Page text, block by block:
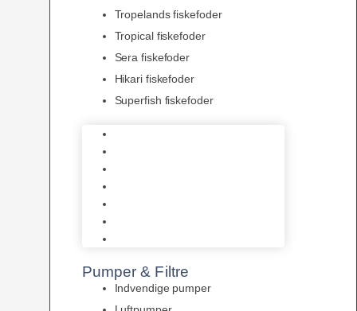
Tropelands fiskefoder
Tropical fiskefoder
Sera fiskefoder
Hikari fiskefoder
Superfish fiskefoder
Pumper & Filtre
Indvendige pumper